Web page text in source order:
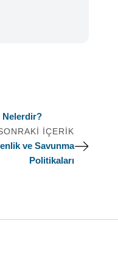
Nelerdir?
İÇERIK
ve Savunma
Politikaları